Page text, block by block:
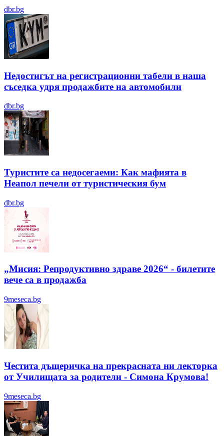
dbr.bg
Недостигът на регистрационни табели в наша
съседка удря продажбите на автомобили
dbr.bg
Туристите са недосегаеми: Как мафията в
Неапол печели от туристическия бум
dbr.bg
„Мисия: Репродуктивно здраве 2026“ - билетите
вече са в продажба
9meseca.bg
Честита дъщеричка на прекрасната ни лекторка
от Училищата за родители - Симона Крумова!
9meseca.bg